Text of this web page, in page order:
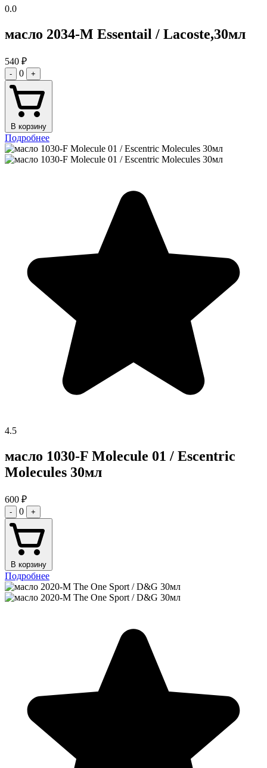
0.0
масло 2034-M Essentail / Lacoste,30мл
540 ₽
- 0 +
В корзину
Подробнее
4.5
масло 1030-F Molecule 01 / Escentric
Molecules 30мл
600 ₽
- 0 +
В корзину
Подробнее